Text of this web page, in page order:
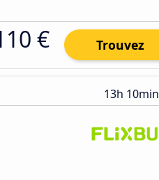
€ Trouvez
13h 10min